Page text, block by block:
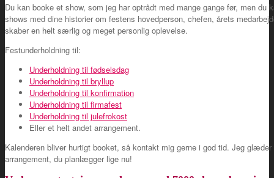
Du kan booke et show, som jeg har optrådt med mange gange før, men du
shows med dine historier om festens hovedperson, chefen, årets
skaber en helt særlig og meget personlig oplevelse.
Festunderholdning til:
Underholdning til fødselsdag
Underholdning til bryllup
Underholdning til konfirmation
Underholdning til firmafest
Underholdning til julefrokost
Eller et helt andet arrangement.
Kalenderen bliver hurtigt booket, så kontakt mig gerne i god tid. Jeg
arrangement, du planlægger lige nu!